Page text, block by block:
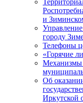
и
городу
Телефоны
«Горячие
Механизмы
Об
Иркутской